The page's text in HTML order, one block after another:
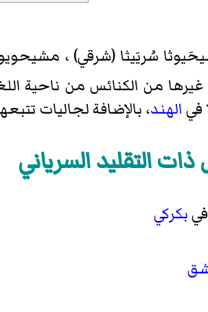
سُريَيثا (شرقي) ،
غيرها من الكنائس من ناحية
في الهند، بالإضافة لجاليات
ذات التقليد السرياني
بكركي